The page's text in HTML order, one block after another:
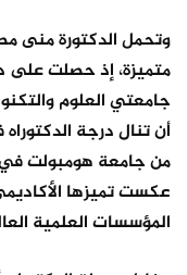
وتحمل الدكتورة منى
متميزة، إذ حصلت على
جامعتي العلوم
أن تنال درجة
من جامعة هومبولت في
عكست تميزها
المؤسسات العلمية